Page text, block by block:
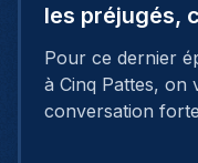
les préjugés,
Coraline De
Pour ce dernier
à Cinq Pattes, on
conversation